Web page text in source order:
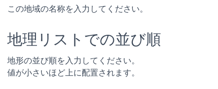
この地域の名称を入力してください。
地理リストでの並び順
地形の並び順を入力してください。
値が小さいほど上に配置されます。